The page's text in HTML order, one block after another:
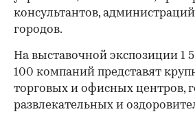
консультантов,
городов.
На выставочной экспозиции 1
100 компаний представят
торговых и офисных центров,
развлекательных и